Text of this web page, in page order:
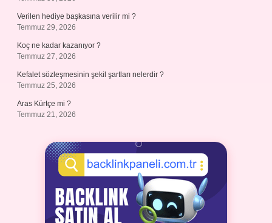
Verilen hediye başkasına verilir mi ?
Temmuz 29, 2026
Koç ne kadar kazanıyor ?
Temmuz 27, 2026
Kefalet sözleşmesinin şekil şartları nelerdir ?
Temmuz 25, 2026
Aras Kürtçe mi ?
Temmuz 21, 2026